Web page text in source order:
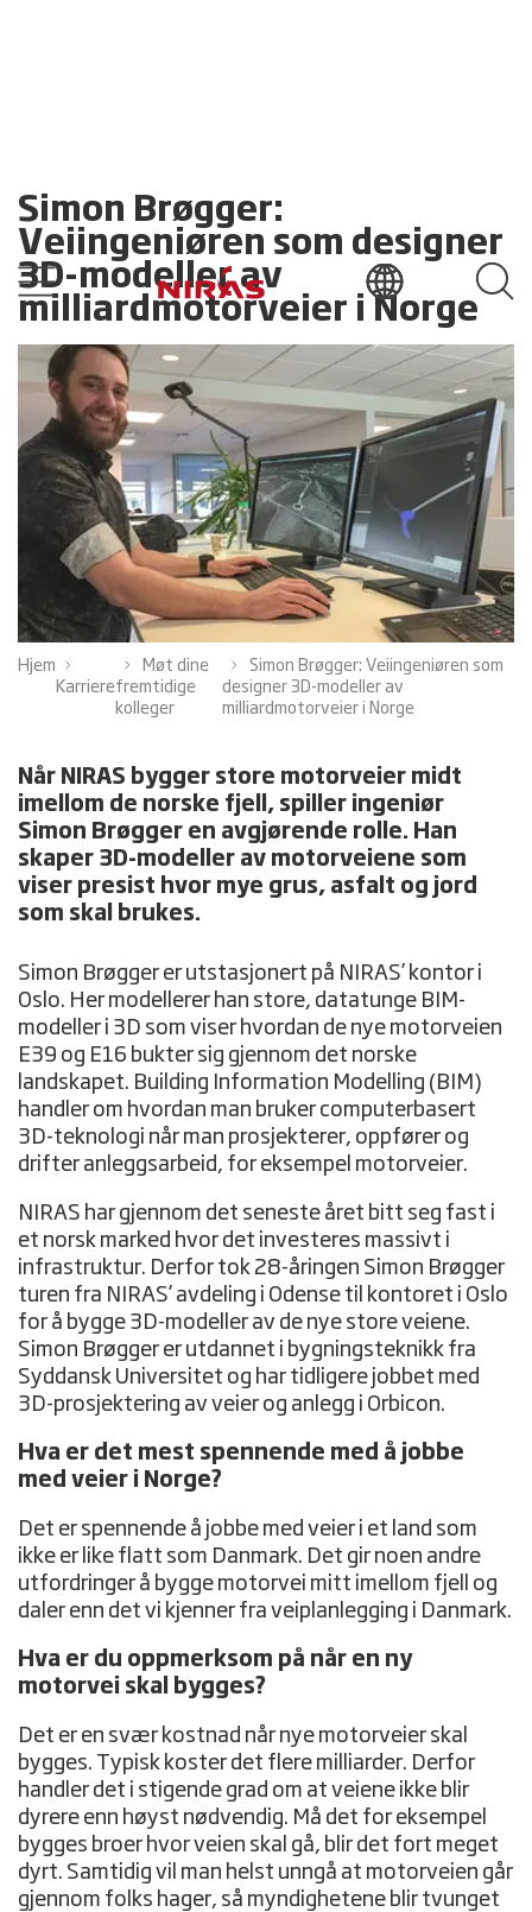
Simon Brøgger:
Veiingeniøren som designer
3D-modeller av
milliardmotorveier i Norge
Hjem
Karriere
Møt dine
fremtidige
kolleger
Simon Brøgger: Veiingeniøren som
designer 3D-modeller av
milliardmotorveier i Norge
Når NIRAS bygger store motorveier midt
imellom de norske fjell, spiller ingeniør
Simon Brøgger en avgjørende rolle. Han
skaper 3D-modeller av motorveiene som
viser presist hvor mye grus, asfalt og jord
som skal brukes.
Simon Brøgger er utstasjonert på NIRAS’ kontor i
Oslo. Her modellerer han store, datatunge BIM-
modeller i 3D som viser hvordan de nye motorveien
E39 og E16 bukter sig gjennom det norske
landskapet. Building Information Modelling (BIM)
handler om hvordan man bruker computerbasert
3D-teknologi når man prosjekterer, oppfører og
drifter anleggsarbeid, for eksempel motorveier.
NIRAS har gjennom det seneste året bitt seg fast i
et norsk marked hvor det investeres massivt i
infrastruktur. Derfor tok 28-åringen Simon Brøgger
turen fra NIRAS’ avdeling i Odense til kontoret i Oslo
for å bygge 3D-modeller av de nye store veiene.
Simon Brøgger er utdannet i bygningsteknikk fra
Syddansk Universitet og har tidligere jobbet med
3D-prosjektering av veier og anlegg i Orbicon.
Hva er det mest spennende med å jobbe
med veier i Norge?
Det er spennende å jobbe med veier i et land som
ikke er like flatt som Danmark. Det gir noen andre
utfordringer å bygge motorvei mitt imellom fjell og
daler enn det vi kjenner fra veiplanlegging i Danmark.
Hva er du oppmerksom på når en ny
motorvei skal bygges?
Det er en svær kostnad når nye motorveier skal
bygges. Typisk koster det flere milliarder. Derfor
handler det i stigende grad om at veiene ikke blir
dyrere enn høyst nødvendig. Må det for eksempel
bygges broer hvor veien skal gå, blir det fort meget
dyrt. Samtidig vil man helst unngå at motorveien går
gjennom folks hager, så myndighetene blir tvunget